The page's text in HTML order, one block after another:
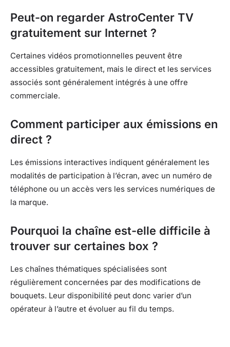
Peut-on regarder AstroCenter TV
gratuitement sur Internet ?
Certaines vidéos promotionnelles peuvent être
accessibles gratuitement, mais le direct et les services
associés sont généralement intégrés à une offre
commerciale.
Comment participer aux émissions en
direct ?
Les émissions interactives indiquent généralement les
modalités de participation à l’écran, avec un numéro de
téléphone ou un accès vers les services numériques de
la marque.
Pourquoi la chaîne est-elle difficile à
trouver sur certaines box ?
Les chaînes thématiques spécialisées sont
régulièrement concernées par des modifications de
bouquets. Leur disponibilité peut donc varier d’un
opérateur à l’autre et évoluer au fil du temps.